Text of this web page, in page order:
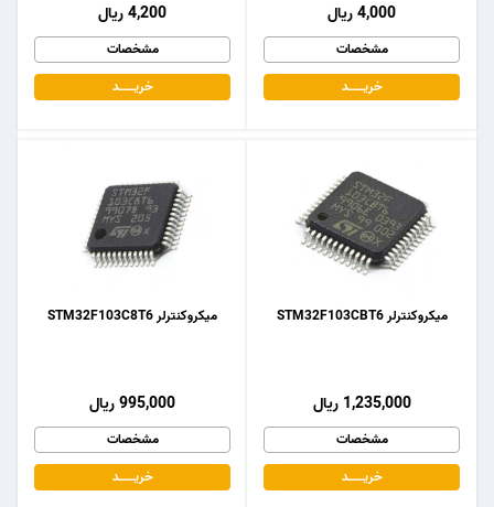
4,200 ریال
مشخصات
خریـــــــد
4,000 ریال
مشخصات
خریـــــــد
میکروکنترلر STM32F103C8T6
995,000 ریال
مشخصات
خریـــــــد
میکروکنترلر STM32F103CBT6
1,235,000 ریال
مشخصات
خریـــــــد